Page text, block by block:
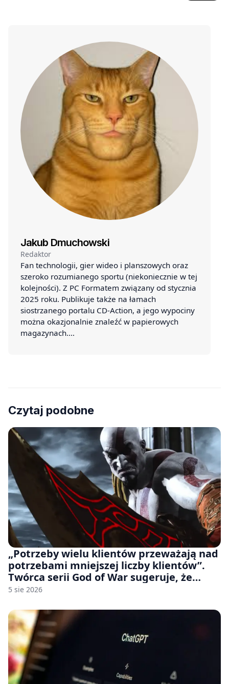
Jakub Dmuchowski
Redaktor
Fan technologii, gier wideo i planszowych oraz
szeroko rozumianego sportu (niekoniecznie w tej
kolejności). Z PC Formatem związany od stycznia
2025 roku. Publikuje także na łamach
siostrzanego portalu CD-Action, a jego wypociny
można okazjonalnie znaleźć w papierowych
magazynach.…
Czytaj podobne
„Potrzeby wielu klientów przeważają nad
potrzebami mniejszej liczby klientów”.
Twórca serii God of War sugeruje, że
rozumie, dlaczego Sony rezygnuje z gier
5 sie 2026